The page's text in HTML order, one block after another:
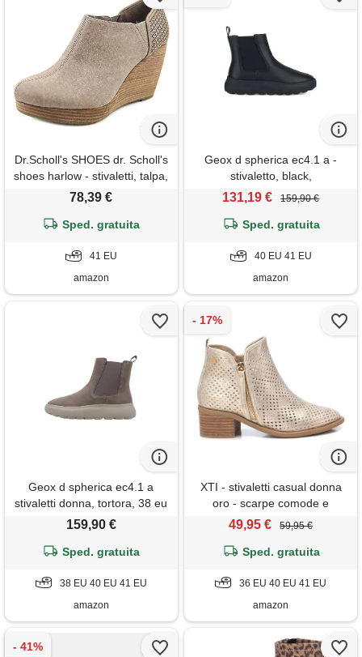
Dr.Scholl's SHOES dr. Scholl's
shoes harlow - stivaletti, talpa,
40 eu
78,39 €
Sped. gratuita
41 EU
amazon
Geox d spherica ec4.1 a -
stivaletto, black,
131,19 € 159,90 €
Sped. gratuita
40 EU 41 EU
amazon
Geox d spherica ec4.1 a
stivaletti donna, tortora, 38 eu
159,90 €
Sped. gratuita
38 EU 40 EU 41 EU
amazon
XTI - stivaletti casual donna
oro - scarpe comode e
versatili - moda casual -
36)
49,95 € 59,95 €
Sped. gratuita
36 EU 40 EU 41 EU
amazon